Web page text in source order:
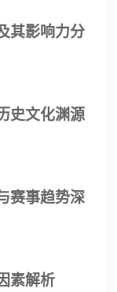
其影响力分
史文化渊源
赛事趋势深
素解析